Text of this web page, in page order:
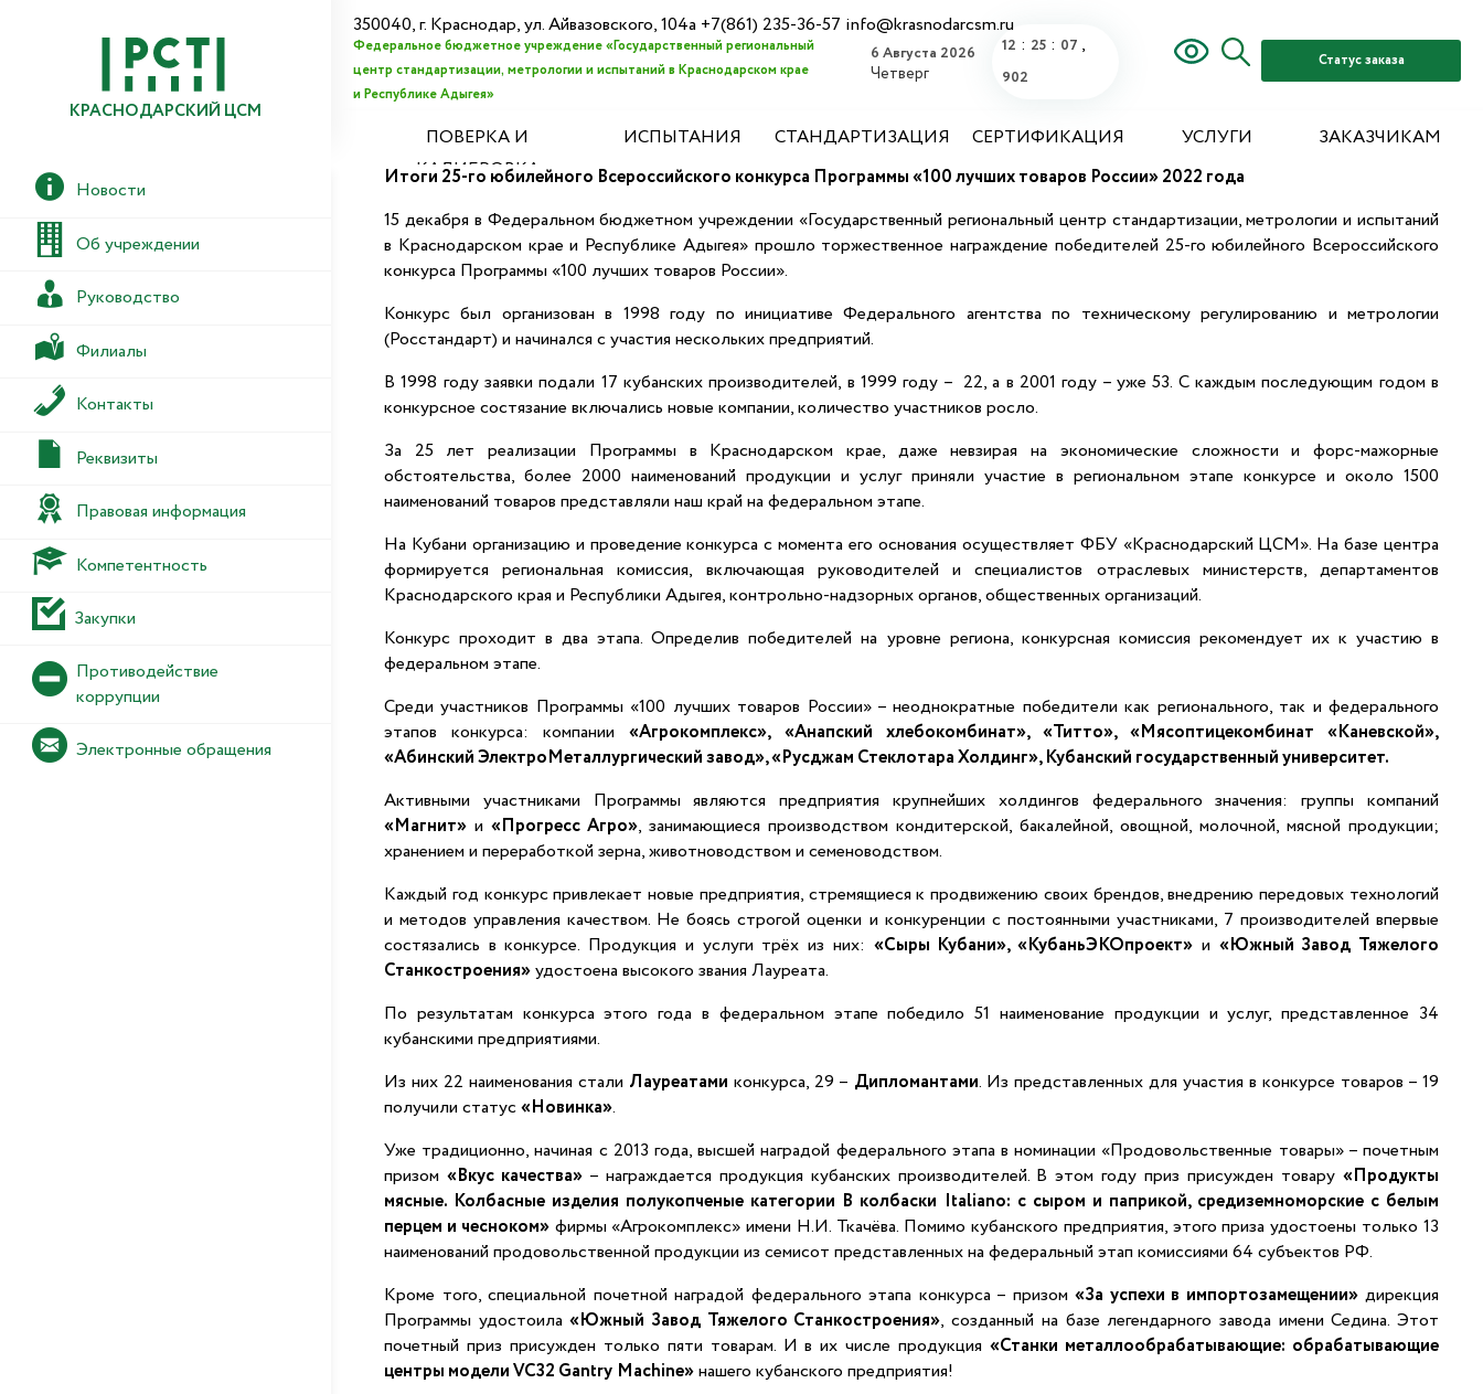
КРАСНОДАРСКИЙ ЦСМ
Федеральное бюджетное учреждение «Государственный региональный
центр стандартизации, метрологии и испытаний в Краснодарском крае
и Республике Адыгея»
350040, г. Краснодар, ул. Айвазовского, 104а +7(861) 235-36-57 info@krasnodarcsm.ru
6 Августа 2026
Четверг
12 : 25: 08 ,
964
Статус заказа
ПОВЕРКА И
КАЛИБРОВКА
ИСПЫТАНИЯ СТАНДАРТИЗАЦИЯ СЕРТИФИКАЦИЯ УСЛУГИ ЗАКАЗЧИКАМ
Новости
Об учреждении
Руководство
Филиалы
Контакты
Реквизиты
Правовая информация
Компетентность
Закупки
Противодействие
коррупции
Электронные обращения
Итоги 25-го юбилейного Всероссийского конкурса Программы «100 лучших товаров России» 2022 года
15 декабря в Федеральном бюджетном учреждении «Государственный региональный центр стандартизации, метрологии и испытаний
в Краснодарском крае и Республике Адыгея» прошло торжественное награждение победителей 25-го юбилейного Всероссийского
конкурса Программы «100 лучших товаров России».
Конкурс был организован в 1998 году по инициативе Федерального агентства по техническому регулированию и метрологии
(Росстандарт) и начинался с участия нескольких предприятий.
В 1998 году заявки подали 17 кубанских производителей, в 1999 году – 22, а в 2001 году – уже 53. С каждым последующим годом в
конкурсное состязание включались новые компании, количество участников росло.
За 25 лет реализации Программы в Краснодарском крае, даже невзирая на экономические сложности и форс-мажорные
обстоятельства, более 2000 наименований продукции и услуг приняли участие в региональном этапе конкурсе и около 1500
наименований товаров представляли наш край на федеральном этапе.
На Кубани организацию и проведение конкурса с момента его основания осуществляет ФБУ «Краснодарский ЦСМ». На базе центра
формируется региональная комиссия, включающая руководителей и специалистов отраслевых министерств, департаментов
Краснодарского края и Республики Адыгея, контрольно-надзорных органов, общественных организаций.
Конкурс проходит в два этапа. Определив победителей на уровне региона, конкурсная комиссия рекомендует их к участию в
федеральном этапе.
Среди участников Программы «100 лучших товаров России» – неоднократные победители как регионального, так и федерального
этапов конкурса: компании«Агрокомплекс», «Анапский хлебокомбинат», «Титто», «Мясоптицекомбинат «Каневской»,
«Абинский ЭлектроМеталлургический завод», «Русджам Стеклотара Холдинг», Кубанский государственный университет.
Активными участниками Программы являются предприятия крупнейших холдингов федерального значения: группы компаний
«Магнит» и «Прогресс Агро», занимающиеся производством кондитерской, бакалейной, овощной, молочной, мясной продукции;
хранением и переработкой зерна, животноводством и семеноводством.
Каждый год конкурс привлекает новые предприятия, стремящиеся к продвижению своих брендов, внедрению передовых технологий
и методов управления качеством. Не боясь строгой оценки и конкуренции с постоянными участниками, 7 производителей впервые
состязались в конкурсе. Продукция и услуги трёх из них: «Сыры Кубани», «КубаньЭКОпроект» и «Южный Завод Тяжелого
Станкостроения»удостоена высокого звания Лауреата.
По результатам конкурса этого года в федеральном этапе победило 51 наименование продукции и услуг, представленное 34
кубанскими предприятиями.
Из них 22 наименования стали Лауреатами конкурса, 29 – Дипломантами. Из представленных для участия в конкурсе товаров – 19
получили статус«Новинка».
Уже традиционно, начиная с 2013 года, высшей наградой федерального этапа в номинации «Продовольственные товары» – почетным
призом «Вкус качества»– награждается продукция кубанских производителей. В этом году приз присужден товару«Продукты
мясные. Колбасные изделия полукопченые категории В колбаски Italiano: с сыром и паприкой, средиземноморские с белым
перцем и чесноком»фирмы «Агрокомплекс» имени Н.И. Ткачёва. Помимо кубанского предприятия, этого приза удостоены только 13
наименований продовольственной продукции из семисот представленных на федеральный этап комиссиями 64 субъектов РФ.
Кроме того, специальной почетной наградой федерального этапа конкурса – призом «За успехи в импортозамещении»дирекция
Программы удостоила«Южный Завод Тяжелого Станкостроения», созданный на базе легендарного завода имени Седина. Этот
почетный приз присужден только пяти товарам. И в их числе продукция«Станки металлообрабатывающие: обрабатывающие
центры моделиVC32 Gantry Machine»нашего кубанского предприятия!